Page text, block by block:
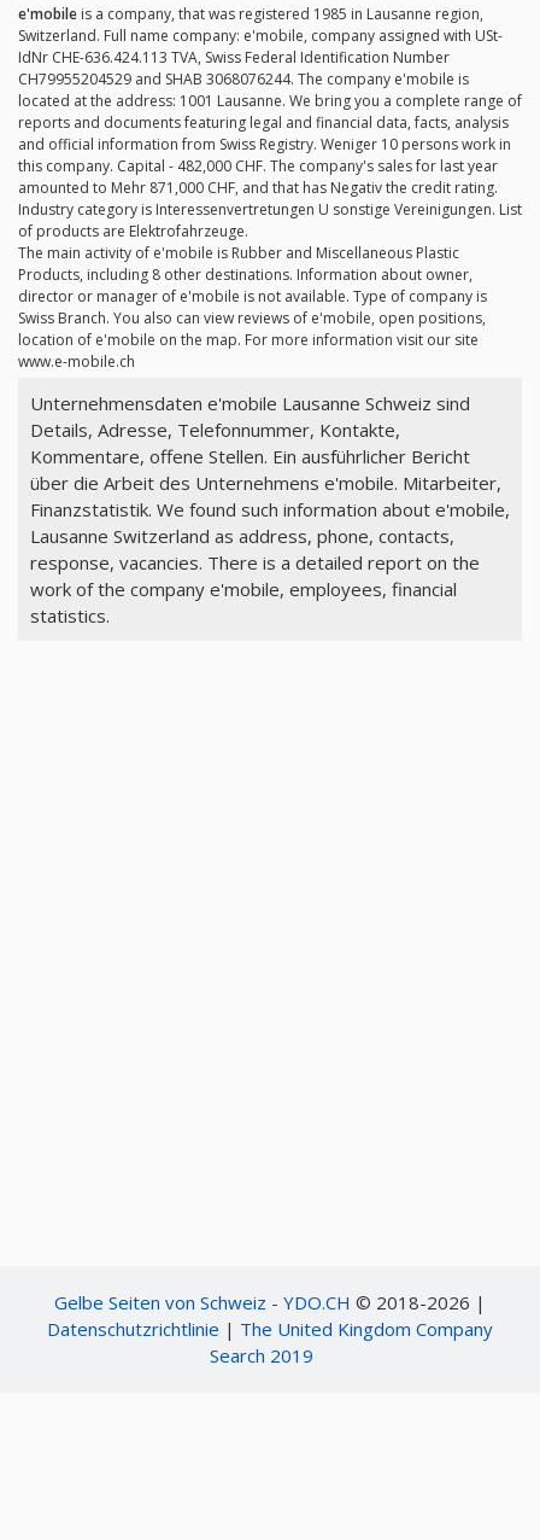
e'mobile is a company, that was registered 1985 in Lausanne region,
Switzerland. Full name company: e'mobile, company assigned with USt-
IdNr CHE-636.424.113 TVA, Swiss Federal Identification Number
CH79955204529 and SHAB 3068076244. The company e'mobile is
located at the address: 1001 Lausanne. We bring you a complete range of
reports and documents featuring legal and financial data, facts, analysis
and official information from Swiss Registry. Weniger 10 persons work in
this company. Capital - 482,000 CHF. The company's sales for last year
amounted to Mehr 871,000 CHF, and that has Negativ the credit rating.
Industry category is Interessenvertretungen U sonstige Vereinigungen. List
of products are Elektrofahrzeuge.
The main activity of e'mobile is Rubber and Miscellaneous Plastic
Products, including 8 other destinations. Information about owner,
director or manager of e'mobile is not available. Type of company is
Swiss Branch. You also can view reviews of e'mobile, open positions,
location of e'mobile on the map. For more information visit our site
www.e-mobile.ch
Unternehmensdaten e'mobile Lausanne Schweiz sind
Details, Adresse, Telefonnummer, Kontakte,
Kommentare, offene Stellen. Ein ausführlicher Bericht
über die Arbeit des Unternehmens e'mobile. Mitarbeiter,
Finanzstatistik. We found such information about e'mobile,
Lausanne Switzerland as address, phone, contacts,
response, vacancies. There is a detailed report on the
work of the company e'mobile, employees, financial
statistics.
Gelbe Seiten von Schweiz - YDO.CH © 2018-2026 |
Datenschutzrichtlinie | The United Kingdom Company
Search 2019